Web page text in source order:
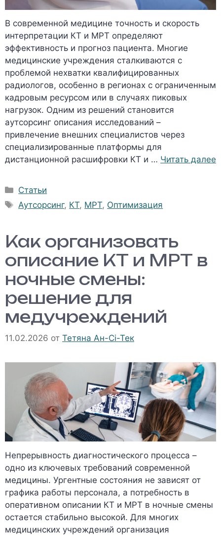
В современной медицине точность и скорость
интерпретации КТ и МРТ определяют
эффективность и прогноз пациента. Многие
медицинские учреждения сталкиваются с
проблемой нехватки квалифицированных
радиологов, особенно в регионах с ограниченным
кадровым ресурсом или в случаях пиковых
нагрузок. Одним из решений становится
аутсорсинг описания исследований –
привлечение внешних специалистов через
специализированные платформы для
дистанционной расшифровки КТ и … Читать далее
Рубрики
Статьи
Метки
Аутсорсинг, КТ, МРТ, Оптимизация
Как организовать
описание КТ и МРТ в
ночные смены:
решение для
медучреждений
11.02.2026 от Тетяна Ан-Сі-Тек
Непрерывность диагностического процесса –
одно из ключевых требований современной
медицины. Ургентные состояния не зависят от
графика работы персонала, а потребность в
оперативном описании КТ и МРТ в ночные смены
остается стабильно высокой. Для многих
медицинских учреждений организация